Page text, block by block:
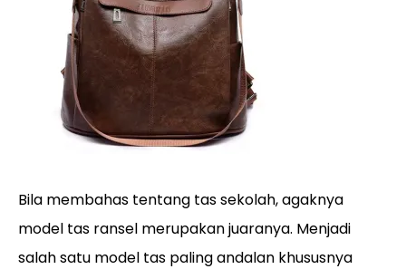
Bila membahas tentang tas sekolah, agaknya
model tas ransel merupakan juaranya. Menjadi
salah satu model tas paling andalan khususnya